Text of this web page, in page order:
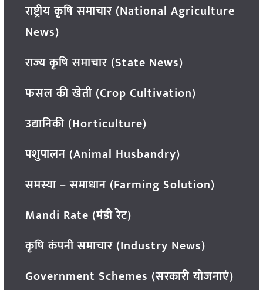
राष्ट्रीय कृषि समाचार (National Agriculture
News)
राज्य कृषि समाचार (State News)
फसल की खेती (Crop Cultivation)
उद्यानिकी (Horticulture)
पशुपालन (Animal Husbandry)
समस्या – समाधान (Farming Solution)
Mandi Rate (मंडी रेट)
कृषि कंपनी समाचार (Industry News)
Government Schemes (सरकारी योजनाएं)